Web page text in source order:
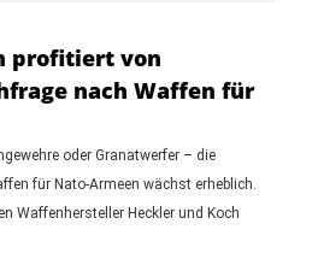
profitiert von
nach Waffen für
oder Granatwerfer – die
für Nato-Armeen wächst erheblich.
Waffenhersteller Heckler und Koch